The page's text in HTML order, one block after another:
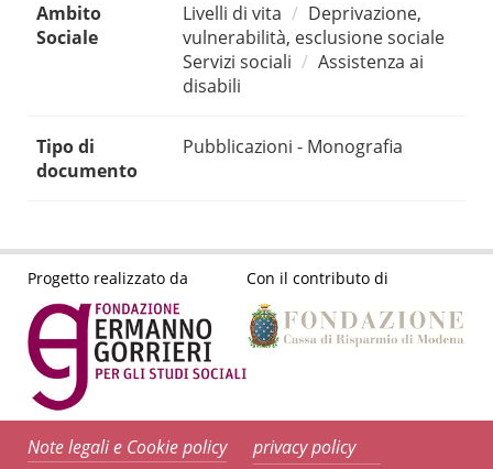
Ambito
Sociale
Livelli di vita
Deprivazione,
vulnerabilità, esclusione sociale
Servizi sociali
Assistenza ai
disabili
Tipo di
documento
Pubblicazioni - Monografia
Progetto realizzato da Con il contributo di
Note legali e Cookie policy privacy policy